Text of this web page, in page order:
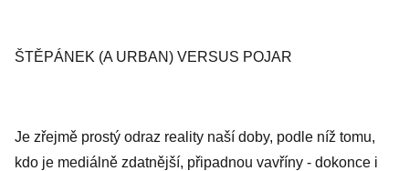
ŠTĚPÁNEK (A URBAN) VERSUS POJAR
Je zřejmě prostý odraz reality naší doby, podle níž tomu,
kdo je mediálně zdatnější, připadnou vavříny - dokonce i